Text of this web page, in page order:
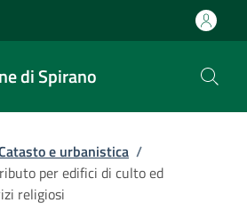
di Spirano
e urbanistica /
per edifici di culto ed
religiosi